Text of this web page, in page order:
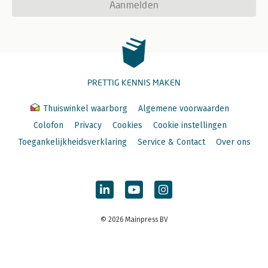
Aanmelden
PRETTIG KENNIS MAKEN
Thuiswinkel waarborg
Algemene voorwaarden
Colofon
Privacy Cookies
Cookie instellingen
Toegankelijkheidsverklaring
Service & Contact Over ons
© 2026 Mainpress BV